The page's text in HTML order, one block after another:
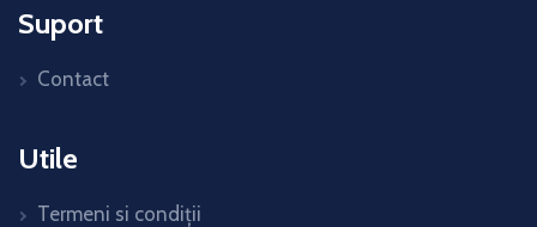
Suport
Contact
Utile
Termeni si condiții